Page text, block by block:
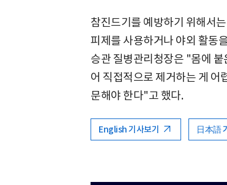
참진드기를 예방하기 위해서
피제를 사용하거나 야외 활동
승관 질병관리청장은 "몸에
어 직접적으로 제거하는 게
문해야 한다"고 했다.
English 기사보기 日本語